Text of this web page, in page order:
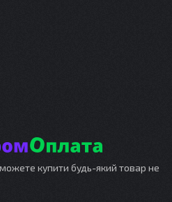
можете купити будь-який товар не